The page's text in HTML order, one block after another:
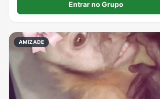
Entrar no Grupo
AMIZADE